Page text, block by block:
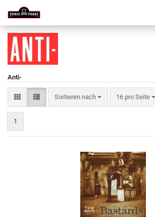
Anti-
Sortieren nach
Sortieren nach 16 pro Seite
pro Seite
1